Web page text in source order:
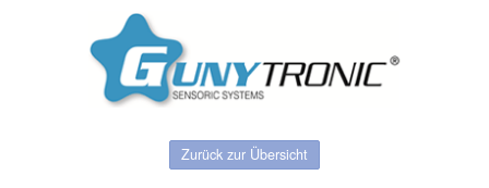
Zurück zur Übersicht